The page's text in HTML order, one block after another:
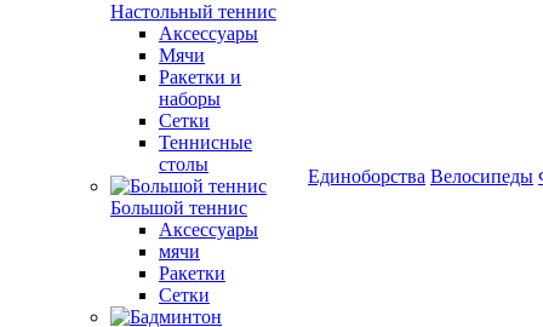
Настольный теннис
Аксессуары
Мячи
Ракетки и
наборы
Сетки
Теннисные
столы
Большой теннис
Аксессуары
мячи
Ракетки
Сетки
Единоборства Велосипеды